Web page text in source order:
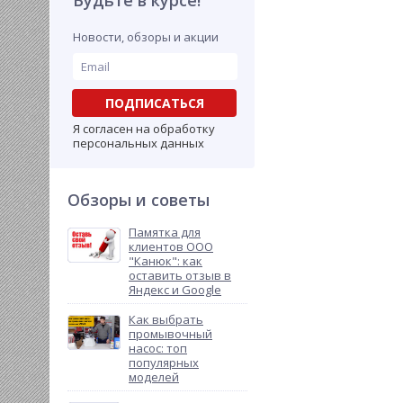
Новости, обзоры и акции
ПОДПИСАТЬСЯ
Я согласен на обработку
персональных данных
Обзоры и советы
Памятка для
клиентов ООО
"Канюк": как
оставить отзыв в
Яндекс и Google
Как выбрать
промывочный
насос: топ
популярных
моделей